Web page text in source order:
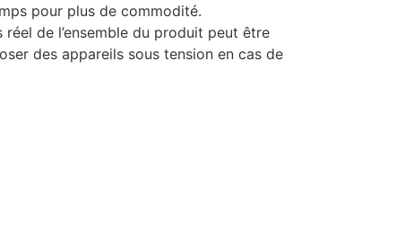
pour plus de commodité.
de l’ensemble du produit peut être
des appareils sous tension en cas de